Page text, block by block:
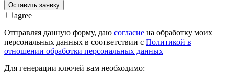
Оставить заявку
agree
Отправляя данную форму, даю согласие на обработку моих
персональных данных в соответствии с Политикой в
отношении обработки персональных данных
Для генерации ключей вам необходимо: